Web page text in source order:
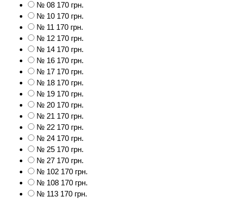
№ 08 170 грн.
№ 10 170 грн.
№ 11 170 грн.
№ 12 170 грн.
№ 14 170 грн.
№ 16 170 грн.
№ 17 170 грн.
№ 18 170 грн.
№ 19 170 грн.
№ 20 170 грн.
№ 21 170 грн.
№ 22 170 грн.
№ 24 170 грн.
№ 25 170 грн.
№ 27 170 грн.
№ 102 170 грн.
№ 108 170 грн.
№ 113 170 грн.